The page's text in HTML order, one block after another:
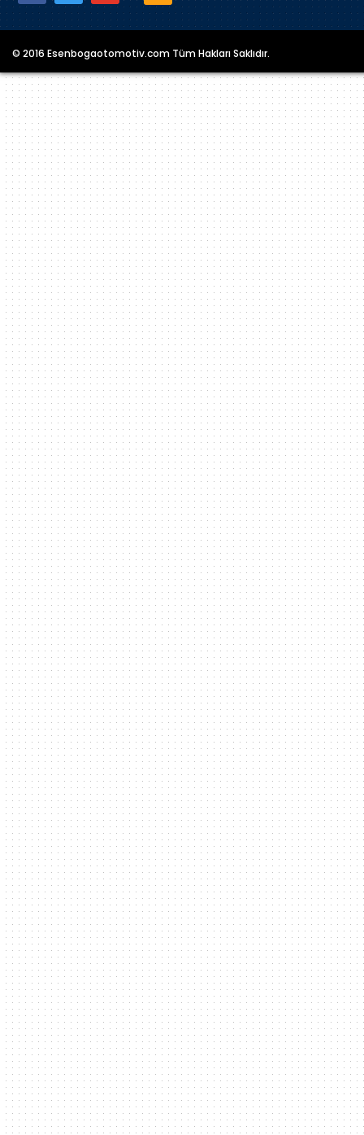
© 2016 Esenbogaotomotiv.com Tüm Hakları Saklıdır.